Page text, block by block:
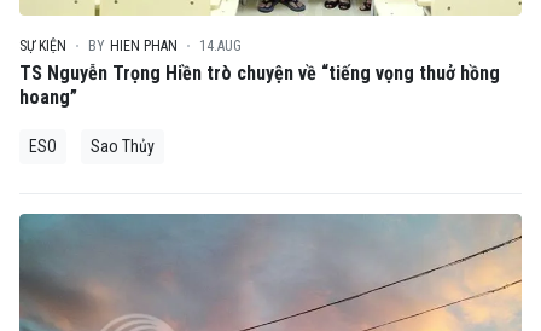
SỰ KIỆN BY HIEN PHAN 14.AUG
TS Nguyễn Trọng Hiền trò chuyện về “tiếng vọng thuở hồng
hoang”
ESO Sao Thủy